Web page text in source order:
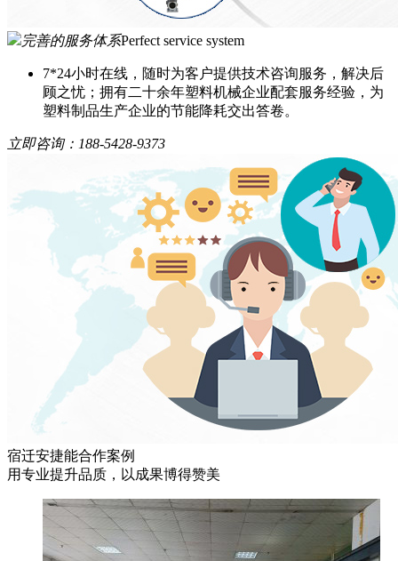
完善的服务体系Perfect service system
7*24小时在线，随时为客户提供技术咨询服务，解决后
顾之忧；拥有二十余年塑料机械企业配套服务经验，为
塑料制品生产企业的节能降耗交出答卷。
立即咨询： 188-5428-9373
宿迁安捷能合作案例
用专业提升品质，以成果博得赞美